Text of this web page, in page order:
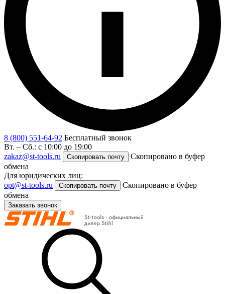
8 (800) 551-64-92 Бесплатный звонок
Вт. – Сб.: с 10:00 до 19:00
zakaz@st-tools.ru
Скопировать почту
Скопировано в буфер
обмена
Для юридических лиц:
opt@st-tools.ru
Скопировать почту
Скопировано в буфер
обмена
Заказать звонок